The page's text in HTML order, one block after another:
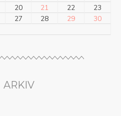
20 21 22
23
27 28 29
30
ARKIV